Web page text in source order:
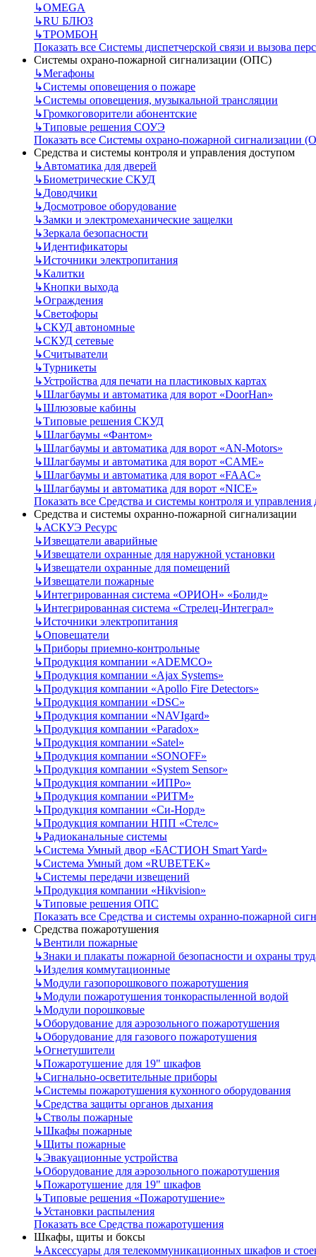
↳OMEGA
↳RU БЛЮЗ
↳ТРОМБОН
Показать все Системы диспетчерской связи и вызова
Системы охрано-пожарной сигнализации (ОПС)
↳Мегафоны
↳Системы оповещения о пожаре
↳Системы оповещения, музыкальной трансляции
↳Громкоговорители абонентские
↳Типовые решения СОУЭ
Показать все Системы охрано-пожарной сигнализации
Средства и системы контроля и управления доступом
↳Автоматика для дверей
↳Биометрические СКУД
↳Доводчики
↳Досмотровое оборудование
↳Замки и электромеханические защелки
↳Зеркала безопасности
↳Идентификаторы
↳Источники электропитания
↳Калитки
↳Кнопки выхода
↳Ограждения
↳Светофоры
↳СКУД автономные
↳СКУД сетевые
↳Считыватели
↳Турникеты
↳Устройства для печати на пластиковых картах
↳Шлагбаумы и автоматика для ворот «DoorHan»
↳Шлюзовые кабины
↳Типовые решения СКУД
↳Шлагбаумы «Фантом»
↳Шлагбаумы и автоматика для ворот «AN-Motors»
↳Шлагбаумы и автоматика для ворот «CAME»
↳Шлагбаумы и автоматика для ворот «FAAC»
↳Шлагбаумы и автоматика для ворот «NICE»
Показать все Средства и системы контроля и управления
Средства и системы охранно-пожарной сигнализации
↳АСКУЭ Ресурс
↳Извещатели аварийные
↳Извещатели охранные для наружной установки
↳Извещатели охранные для помещений
↳Извещатели пожарные
↳Интегрированная система «ОРИОН» «Болид»
↳Интегрированная система «Стрелец-Интеграл»
↳Источники электропитания
↳Оповещатели
↳Приборы приемно-контрольные
↳Продукция компании «ADEMCO»
↳Продукция компании «Ajax Systems»
↳Продукция компании «Apollo Fire Detectors»
↳Продукция компании «DSC»
↳Продукция компании «NAVIgard»
↳Продукция компании «Paradox»
↳Продукция компании «Satel»
↳Продукция компании «SONOFF»
↳Продукция компании «System Sensor»
↳Продукция компании «ИПРо»
↳Продукция компании «РИТМ»
↳Продукция компании «Си-Норд»
↳Продукция компании НПП «Стелс»
↳Радиоканальные системы
↳Система Умный двор «БАСТИОН Smart Yard»
↳Система Умный дом «RUBETEK»
↳Системы передачи извещений
↳Продукция компании «Hikvision»
↳Типовые решения ОПС
Показать все Средства и системы охранно-пожарной
Средства пожаротушения
↳Вентили пожарные
↳Знаки и плакаты пожарной безопасности и охраны
↳Изделия коммутационные
↳Модули газопорошкового пожаротушения
↳Модули пожаротушения тонкораспыленной водой
↳Модули порошковые
↳Оборудование для аэрозольного пожаротушения
↳Оборудование для газового пожаротушения
↳Огнетушители
↳Пожаротушение для 19" шкафов
↳Сигнально-осветительные приборы
↳Системы пожаротушения кухонного оборудования
↳Средства защиты органов дыхания
↳Стволы пожарные
↳Шкафы пожарные
↳Щиты пожарные
↳Эвакуационные устройства
↳Оборудование для аэрозольного пожаротушения
↳Пожаротушение для 19" шкафов
↳Типовые решения «Пожаротушение»
↳Установки распыления
Показать все Средства пожаротушения
Шкафы, щиты и боксы
↳Аксессуары для телекоммуникационных шкафов и